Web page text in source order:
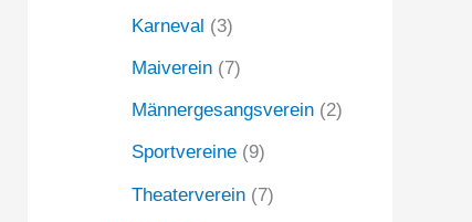
Karneval (3)
Maiverein (7)
Männergesangsverein (2)
Sportvereine (9)
Theaterverein (7)